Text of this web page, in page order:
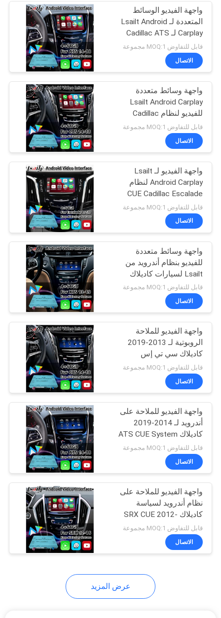
PRIVACY
POLICY
واجهة نيسان للوسائط
المتعددة
شاشة لكزس أندرويد
32
شاشة الوسائط
المتعددة للسيارة
57
عرض الوسائط
المتعددة للسيارة
48
صندوق السيارة AI
11
واجهة Carplay
104
واجهة الفيديو الوسائط
المتعددة لـ Lsailt Android
Carplay لـ Cadillac ATS
CUE System 2014-2019
قابل للتفاوض MOQ:1 مجموعة
الاتصال
واجهة وسائط متعددة
Lsailt Android Carplay
للفيديو لنظام Cadillac
CTS CUE من 2013-2019
قابل للتفاوض MOQ:1 مجموعة
الاتصال
واجهة الفيديو لـ Lsailt
Android Carplay لنظام
CUE Cadillac Escalade
2015-2020
قابل للتفاوض MOQ:1 مجموعة
الاتصال
واجهة وسائط متعددة
للفيديو بنظام أندرويد من
Lsailt لسيارات كاديلاك
XTS بنظام CUE موديلات
2013-2019 مع كاربلاي
قابل للتفاوض MOQ:1 مجموعة
الاتصال
واجهة الفيديو للملاحة
الروبوتية لـ 2013-2019
كاديلاك سي تي إس
سيستم كيو مع كاربلاي
قابل للتفاوض MOQ:1 مجموعة
الاتصال
واجهة الفيديو للملاحة على
أندرويد لـ 2014-2019
كاديلاك ATS CUE System
مع Carplay
قابل للتفاوض MOQ:1 مجموعة
الاتصال
واجهة الفيديو للملاحة على
نظام أندرويد لسياسة
كاديلاك SRX CUE 2012-
2016
قابل للتفاوض MOQ:1 مجموعة
الاتصال
عرض المزيد